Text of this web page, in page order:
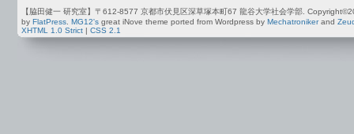
【脇田健一 研究室】〒612-8577 京都市伏見区深草塚本町67 龍谷大学社会学部.
by FlatPress. MG12's great iNove theme ported from Wordpress by Mechatronikerand
XHTML 1.0 Strict
CSS 2.1